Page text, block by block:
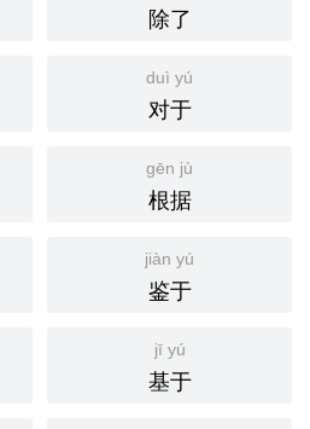
除了
duì yú
对于
gēn jù
根据
jiàn yú
鉴于
jī yú
基于